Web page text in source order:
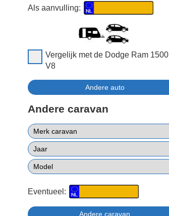
Als aanvulling:
Vergelijk met de Dodge Ram 1500
V8
Andere caravan
Eventueel: